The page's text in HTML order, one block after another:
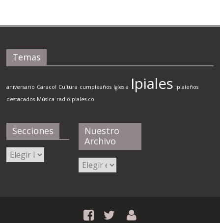
Temas
aniversario Caracol Cultura cumpleaños Iglesia Ipiales ipialeños
destacados Música radioipiales.co
Secciones
Secciones
Nuestro
Archivo
Nuestro
Archivo